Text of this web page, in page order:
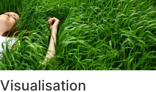
Visualisation